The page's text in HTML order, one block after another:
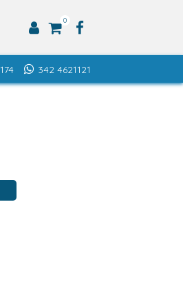
0
342 4621121